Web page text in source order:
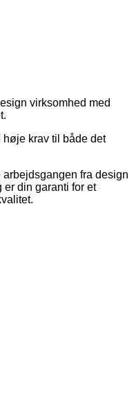
virksomhed med
høje krav til både det
fra design
din garanti for et